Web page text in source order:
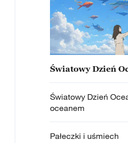
Światowy Dzień
Światowy Dzień
oceanem
Pałeczki i uśmiech